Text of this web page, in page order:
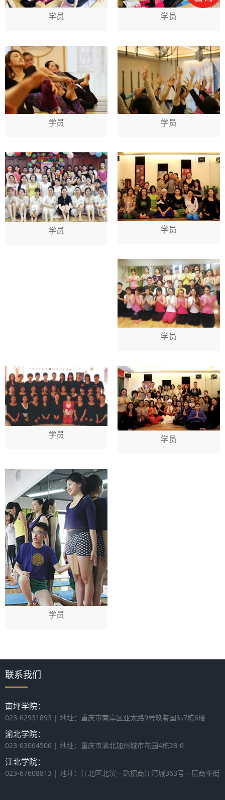
学员 学员
学员 学员
学员 学员
学员
学员 学员
学员
联系我们
南坪学院：
023-62931893 | 地址：重庆市南岸区亚太路9号玖玺国际7栋6楼
渝北学院：
023-63064506 | 地址：重庆市渝北加州城市花园4栋28-6
江北学院：
023-67608813 | 地址：江北区北滨一路招商江湾城363号一层商业街